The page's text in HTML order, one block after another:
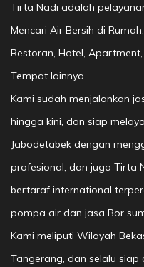
Tirta Nadi adalah
Mencari Air Bersih di
Restoran, Hotel,
Tempat lainnya.
Kami sudah menjalankan
hingga kini, dan siap
Jabodetabek dengan
profesional, dan juga Tirta
bertaraf international
pompa air dan jasa Bor
Kami meliputi Wilayah
Tangerang, dan selalu siap